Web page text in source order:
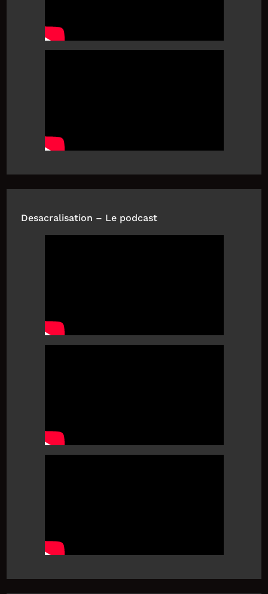
Desacralisation – Le podcast